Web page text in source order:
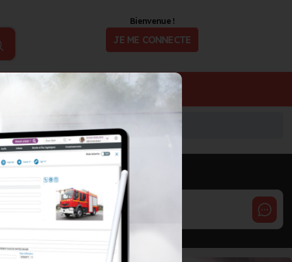
Bienvenue !
JE ME CONNECTE
Offres d'Emploi
INFORMATIONS MISES À JOUR LE 29/09/2022
Cette page est gérée par :
Rostaing SA
ROSTAING